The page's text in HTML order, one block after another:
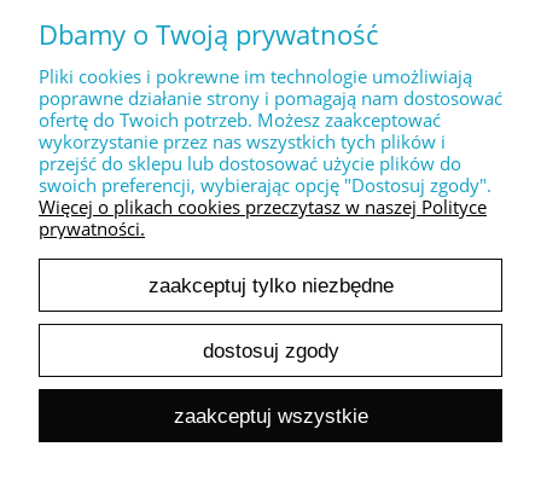
MOJE KONTO
PŁATNOŚCI I DOSTAWA
INFORMACJE
O NAS
pokaż pełną wersję strony
Sklep internetowy Shoper.pl
Dbamy o Twoją prywatność
Pliki cookies i pokrewne im technologie umożliwiają
poprawne działanie strony i pomagają nam dostosować
ofertę do Twoich potrzeb. Możesz zaakceptować
wykorzystanie przez nas wszystkich tych plików i
przejść do sklepu lub dostosować użycie plików do
swoich preferencji, wybierając opcję "Dostosuj zgody".
Więcej o plikach cookies przeczytasz w naszej Polityce
prywatności.
zaakceptuj tylko niezbędne
dostosuj zgody
zaakceptuj wszystkie